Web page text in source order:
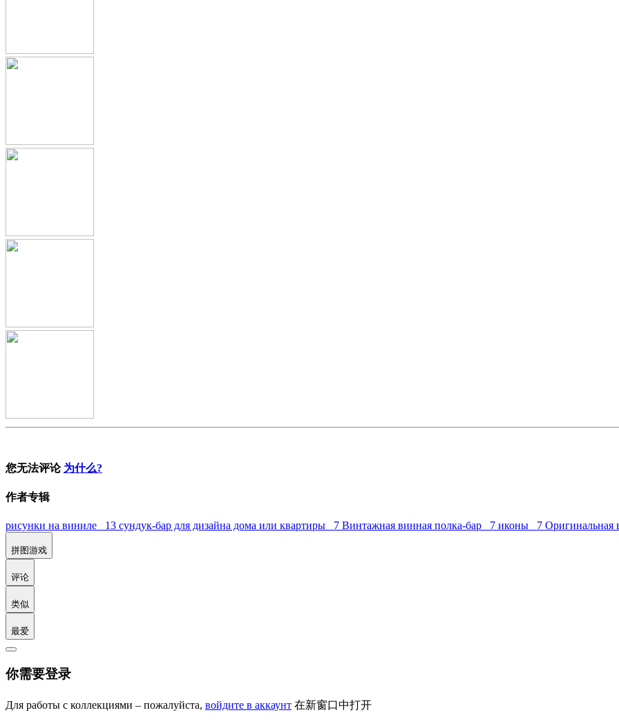
您无法评论 为什么?
作者专辑
рисунки на виниле 13 сундук-бар для дизайна дома или квартиры 7 Винтажная винная полка-бар 7 иконы 7 Оригинальная
拼图游戏
评论
类似
最爱
你需要登录
Для работы с коллекциями – пожалуйста, войдите в аккаунт 在新窗口中打开